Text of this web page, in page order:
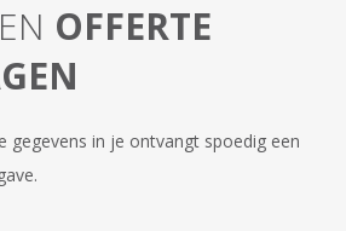
OFFERTE
gegevens in je ontvangt spoedig een